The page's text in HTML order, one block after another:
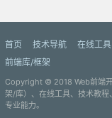
首页 技术导航 在线工具
前端库/框架